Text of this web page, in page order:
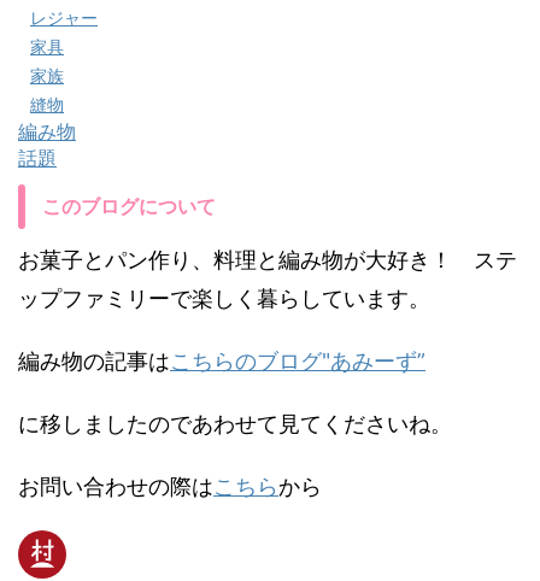
レジャー
家具
家族
縫物
編み物
話題
このブログについて
お菓子とパン作り、料理と編み物が大好き！ ステ
ップファミリーで楽しく暮らしています。
編み物の記事はこちらのブログ"あみーず”
に移しましたのであわせて見てくださいね。
お問い合わせの際はこちらから